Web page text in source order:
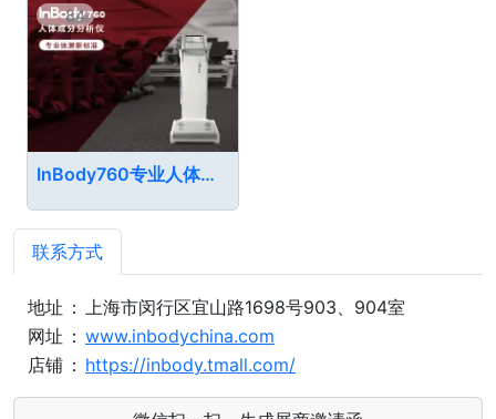
84
InBody760专业人体成分分析仪
联系方式
地址 ： 上海市闵行区宜山路1698号903、904室
网址 ： www.inbodychina.com
店铺 ： https://inbody.tmall.com/